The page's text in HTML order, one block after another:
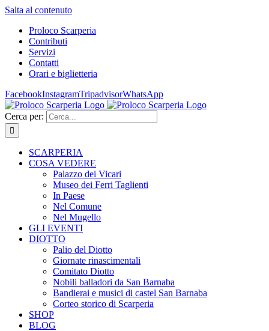
Salta al contenuto
Proloco Scarperia
Contributi
Servizi
Contatti
Orari e biglietteria
FacebookInstagramTripadvisorWhatsApp
Cerca per:
SCARPERIA
COSA VEDERE
Palazzo dei Vicari
Museo dei Ferri Taglienti
In Paese
Nel Comune
Nel Mugello
GLI EVENTI
DIOTTO
Palio del Diotto
Giornate rinascimentali
Comitato Diotto
Nobili balladori da San Barnaba
Bandierai e musici di castel San Barnaba
Corteo storico di Scarperia
SHOP
BLOG